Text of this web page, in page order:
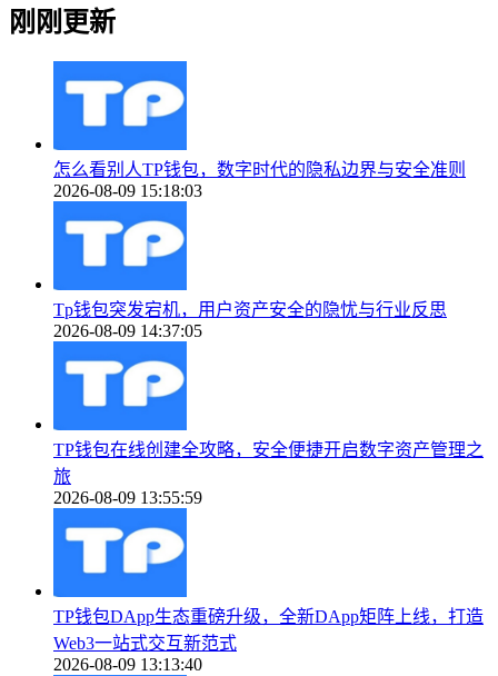
刚刚更新
怎么看别人TP钱包，数字时代的隐私边界与安全准则
2026-08-09 15:18:03
Tp钱包突发宕机，用户资产安全的隐忧与行业反思
2026-08-09 14:37:05
TP钱包在线创建全攻略，安全便捷开启数字资产管理之
旅
2026-08-09 13:55:59
TP钱包DApp生态重磅升级，全新DApp矩阵上线，打造
Web3一站式交互新范式
2026-08-09 13:13:40